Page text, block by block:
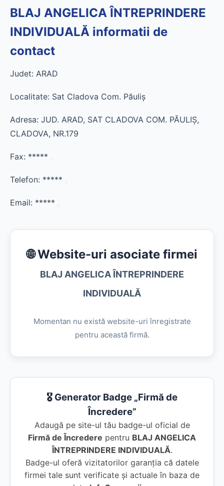
BLAJ ANGELICA ÎNTREPRINDERE
INDIVIDUALĂ informatii de
contact
Judet: ARAD
Localitate: Sat Cladova Com. Păuliş
Adresa: JUD. ARAD, SAT CLADOVA COM. PĂULIŞ,
CLADOVA, NR.179
Fax: *****
Telefon: *****
Email: *****
🌐 Website-uri asociate firmei
BLAJ ANGELICA ÎNTREPRINDERE
INDIVIDUALĂ
Momentan nu există website-uri înregistrate
pentru această firmă.
🎖️ Generator Badge „Firmă de
Încredere”
Adaugă pe site-ul tău badge-ul oficial de
Firmă de Încredere pentru BLAJ ANGELICA
ÎNTREPRINDERE INDIVIDUALĂ.
Badge-ul oferă vizitatorilor garanția că datele
firmei tale sunt verificate și actuale în baza de